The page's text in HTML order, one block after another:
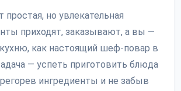
простая, но увлекательная
приходят, заказывают, а вы —
как настоящий шеф-повар в
— успеть приготовить блюда
ингредиенты и не забыв